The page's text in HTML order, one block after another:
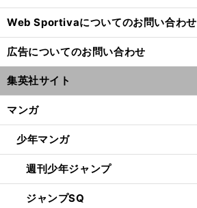
Web Sportivaについてのお問い合わせ
広告についてのお問い合わせ
集英社サイト
マンガ
少年マンガ
週刊少年ジャンプ
ジャンプSQ